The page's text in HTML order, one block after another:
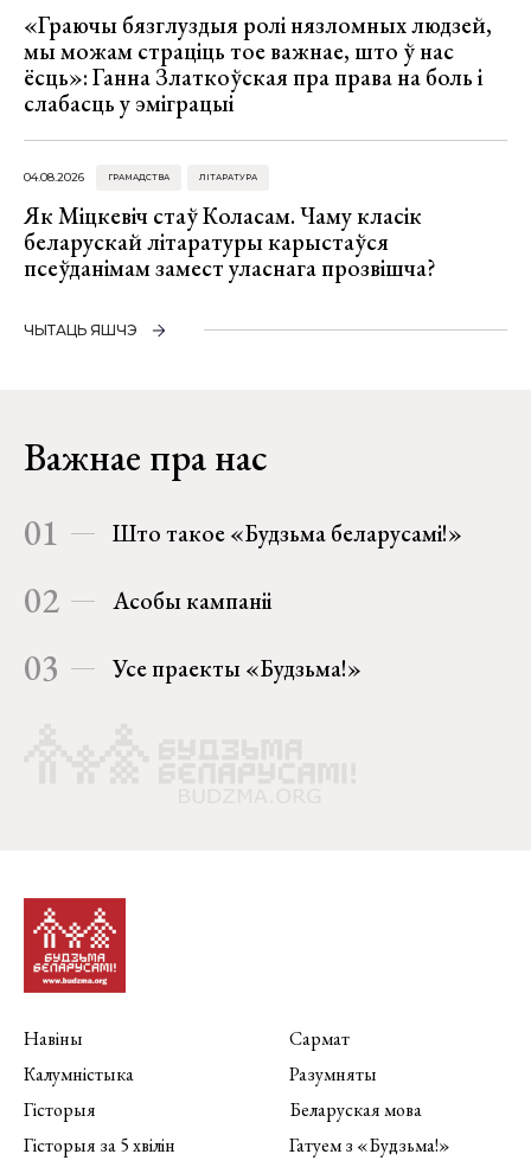
«Граючы бязглуздыя ролі нязломных людзей,
мы можам страціць тое важнае, што ў нас
ёсць»: Ганна Златкоўская пра права на боль і
слабасць у эміграцыі
04.08.2026 ГРАМАДСТВА ЛІТАРАТУРА
Як Міцкевіч стаў Коласам. Чаму класік
беларускай літаратуры карыстаўся
псеўданімам замест уласнага прозвішча?
ЧЫТАЦЬ ЯШЧЭ
Важнае пра нас
01 Што такое «Будзьма беларусамі!»
02 Асобы кампаніі
03 Усе праекты «Будзьма!»
Навіны
Калумністыка
Гісторыя
Гісторыя за 5 хвілін
Сармат
Разумняты
Беларуская мова
Гатуем з «Будзьма!»